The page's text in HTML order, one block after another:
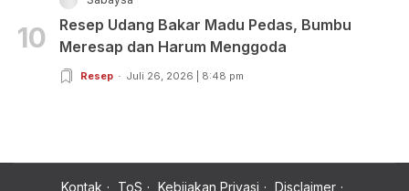
10
Resep Udang Bakar Madu Pedas, Bumbu
Meresap dan Harum Menggoda
Resep Juli 26, 2026 | 8:48 pm
Kontak ToS Kebijakan Privasi Disclaimer